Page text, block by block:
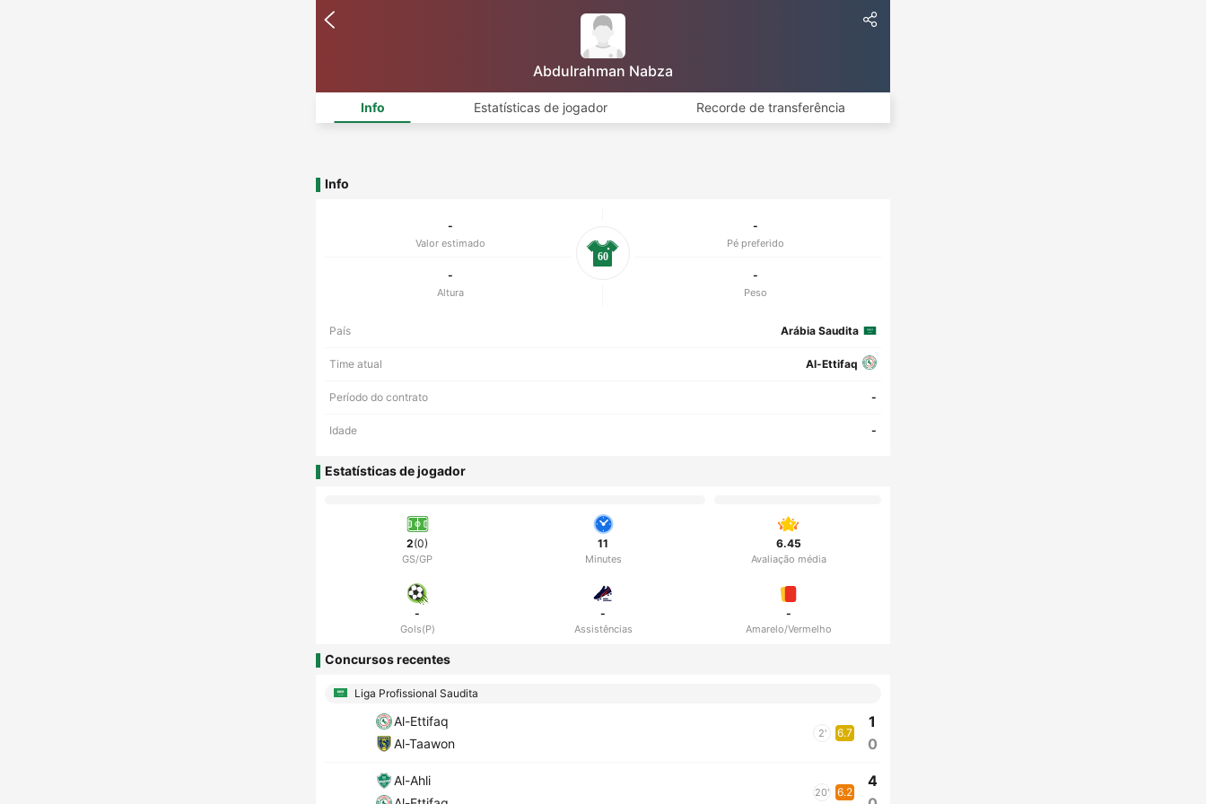
Abdulrahman Nabza
Info Estatísticas de jogador Recorde de transferência
Info
-
Valor estimado
-
Pé preferido
-
Altura
-
Peso
60
País Arábia Saudita
Time atual Al-Ettifaq
Período do contrato -
Idade -
Estatísticas de jogador
2(0)
GS/GP
11
Minutes
6.45
Avaliação média
-
Gols(P)
-
Assistências
-
Amarelo/Vermelho
Concursos recentes
Liga Profissional Saudita
Al-Ettifaq
Al-Taawon
2' 6.7
1
0
Al-Ahli
20' 6.2
4